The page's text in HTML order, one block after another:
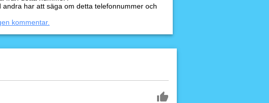
andra har att säga om detta telefonnummer och
kommentar.